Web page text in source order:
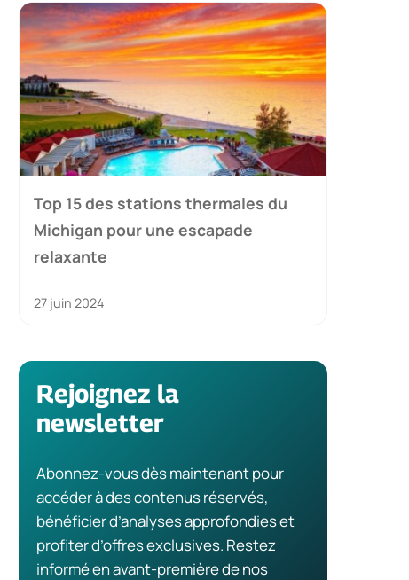
Top 15 des stations thermales du
Michigan pour une escapade
relaxante
27 juin 2024
Rejoignez la
newsletter
Abonnez-vous dès maintenant pour
accéder à des contenus réservés,
bénéficier d’analyses approfondies et
profiter d’offres exclusives. Restez
informé en avant-première de nos